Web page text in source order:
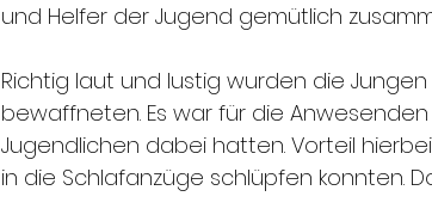
und Helfer der Jugend gemütlich
Richtig laut und lustig wurden die
bewaffneten. Es war für die
Jugendlichen dabei hatten. Vorteil
in die Schlafanzüge schlüpfen konnten.